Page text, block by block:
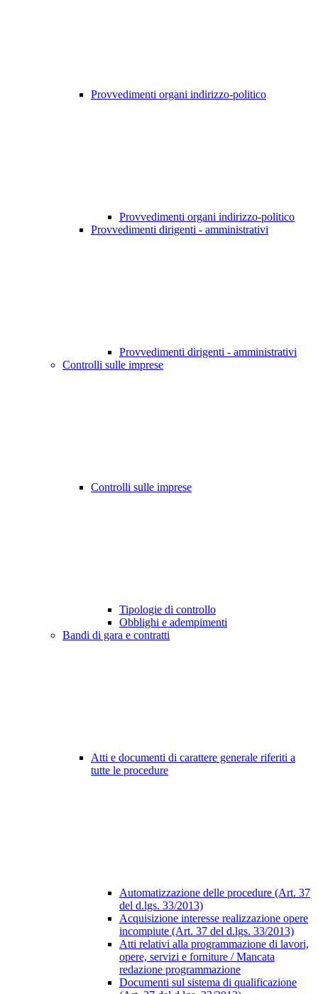
Provvedimenti organi indirizzo-politico
Provvedimenti organi indirizzo-politico
Provvedimenti dirigenti - amministrativi
Provvedimenti dirigenti - amministrativi
Controlli sulle imprese
Controlli sulle imprese
Tipologie di controllo
Obblighi e adempimenti
Bandi di gara e contratti
Atti e documenti di carattere generale riferiti a
tutte le procedure
Automatizzazione delle procedure (Art. 37
del d.lgs. 33/2013)
Acquisizione interesse realizzazione opere
incompiute (Art. 37 del d.lgs. 33/2013)
Atti relativi alla programmazione di lavori,
opere, servizi e forniture / Mancata
redazione programmazione
Documenti sul sistema di qualificazione